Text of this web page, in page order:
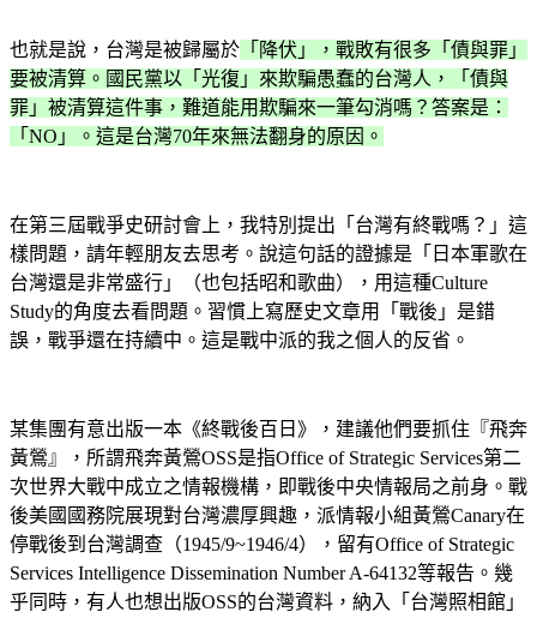
也就是說，台灣是被歸屬於 「降伏」，戰敗有很多「債與罪」
要被清算。國民黨以「光復」來欺騙愚蠢的台灣人，「債與
罪」被清算這件事，難道能用欺騙來一筆勾消嗎？答案是：
「NO」。這是台灣70年來無法翻身的原因。
在第三屆戰爭史研討會上，我特別提出「台灣有終戰嗎？」這
樣問題，請年輕朋友去思考。說這句話的證據是「日本軍歌在
台灣還是非常盛行」（也包括昭和歌曲），用這種Culture
Study的角度去看問題。習慣上寫歷史文章用「戰後」是錯
誤，戰爭還在持續中。這是戰中派的我之個人的反省。
某集團有意出版一本《終戰後百日》，建議他們要抓住『飛奔
黃鶯』，所謂飛奔黃鶯OSS是指Office of Strategic Services第二
次世界大戰中成立之情報機構，即戰後中央情報局之前身。戰
後美國國務院展現對台灣濃厚興趣，派情報小組黃鶯Canary在
停戰後到台灣調查（1945/9~1946/4），留有Office of Strategic
Services Intelligence Dissemination Number A-64132等報告。幾
乎同時，有人也想出版OSS的台灣資料，納入「台灣照相館」